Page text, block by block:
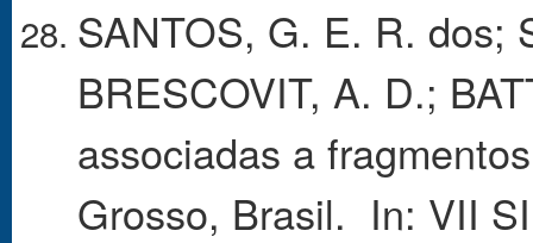
SANTOS, G. E. R. dos;
BRESCOVIT, A. D.;
associadas a
Grosso, Brasil. In: VII